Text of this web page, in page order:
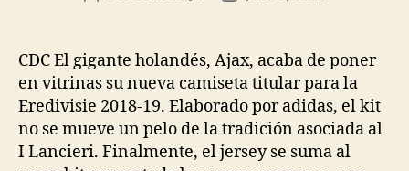
entrada
entrada
CDC El gigante holandés, Ajax, acaba de poner
en vitrinas su nueva camiseta titular para la
Eredivisie 2018-19. Elaborado por adidas, el kit
no se mueve un pelo de la tradición asociada al
I Lancieri. Finalmente, el jersey se suma al